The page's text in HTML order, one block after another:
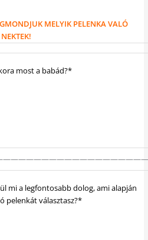
MELYIK PELENKA VALÓ
NEKTEK!
most a babád?*
mi a legfontosabb dolog, ami alapján
pelenkát választasz?*